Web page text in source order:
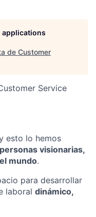
applications
de Customer
Service
esto lo hemos
visionarias,
mundo.
para desarrollar
laboral dinámico,